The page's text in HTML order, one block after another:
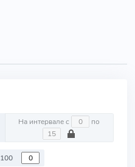
На интервале с по
100